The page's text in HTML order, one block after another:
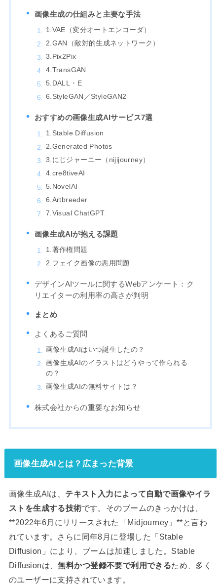
画像生成の仕組みと主要な手法
1.VAE（変分オートエンコーダ）
2.GAN（敵対的生成ネットワーク）
3.Pix2Pix
4.TransGAN
5.DALL・E
6.StyleGAN／StyleGAN2
おすすめの画像生成AIサービス7選
1.Stable Diffusion
2.Generated Photos
3.にじジャーニー（nijijourney）
4.cre8tiveAI
5.NovelAI
6.Artbreeder
7.Visual ChatGPT
画像生成AIが抱える課題
1.著作権問題
2.フェイク画像の悪用問題
デザインAIツールに関するWebアンケート：ク
リエイターの利用率の高さが判明
まとめ
よくあるご質問
画像生成AIはいつ誕生したの？
画像生成AIのイラストはどうやって作られる
の？
画像生成AIの無料サイトは？
株式会社からの重要なお知らせ
画像生成AIとは？広まった背景
画像生成AIは、 テキスト入力によって自動で画像やイラ
ストを生成する技術です。そのブームのきっかけは、
**2022年6月にリリースされた「Midjourney」**と言わ
れています。さらに同年8月に登場した「Stable
Diffusion」により、ブームは加速しました。Stable
Diffusionは、無料かつ登録不要で利用できるため、多く
のユーザーに支持されています。